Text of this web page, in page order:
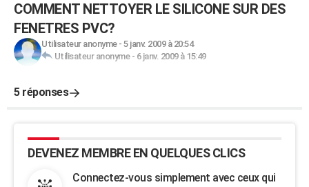
COMMENT NETTOYER LE SILICONE SUR DES
FENETRES PVC?
Utilisateur anonyme- 5 janv. 2009 à 20:54
Utilisateur anonyme- 6 janv. 2009 à 15:49
5 réponses
DEVENEZ MEMBRE EN QUELQUES CLICS
Connectez-vous simplement avec ceux qui